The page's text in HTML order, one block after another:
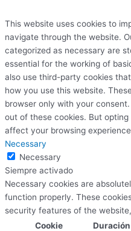
This website uses cookies to
navigate through the website.
categorized as necessary are
essential for the working of
also use third-party cookies
how you use this website.
browser only with your
out of these cookies. But
affect your browsing
Necessary
Necessary
Siempre activado
Necessary cookies are
function properly. These
security features of the
Cookie
Duración